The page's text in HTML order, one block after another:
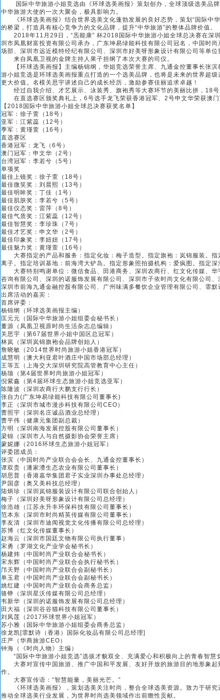
国际中华旅游小姐竞选由《环球选美画报》策划创办，全球顶级选美品牌
中华旅游大使的一次大聚会，极具影响力。
《环球选美画报》结合世界选美文化蓬勃发展的良好态势，策划“国际中
的桥梁，打造具有核心竞争力的文化品牌，提升“中华旅游”的整体品牌价值。
2018年11月29日，“炁能康” 杯2018国际中华旅游小姐全球总决赛在深
圳市凤凰财富投资有限公司承办，广东坤易绿能科技有限公司冠名，中国时
场部、深圳市远近模特经纪有限公司、深圳市好美呀形象设计有限公司等单位
来自凤凰卫视的金牌主持人果子担纲了本次大赛的司仪。
【环球选美画报】主编杨锦纲，华姐竞选荣誉主席、九通金控董事长张滨
游小姐竞选是环球选美画报重点打造的一个选美品牌，也将是未来的世界超
更大价值。名模关思宇讲述自己的成长经历，激励参赛佳丽追求卓越！
经过自我介绍、才艺展示、泳装秀、旗袍秀等大赛环节的美丽比拼，18
在直选赛区颁奖典礼上，6号选手龙飞荣获香港冠军、2号申文华荣获澳门
【2018国际中华旅游小姐全球总决赛获奖名单】
冠军：徐子萱（18号）
亚军：江紫蕊（12号）
季军：黄瑾萱（16号）
直选赛区
香港冠军：龙飞（6号）
澳门冠军：申文华（2号）
台湾冠军：李若兮（5号）
单项奖
最佳上镜奖：徐子萱（18号）
最佳微笑奖：刘晨熙（13号）
最佳明眸奖：丁佳（1号）
最佳肌肤奖：李若兮（5号）
最佳仪态奖：雷萍（8号）
最佳气质奖：江紫蕊（12号）
最佳智慧奖：李珍珠（7号）
最佳才艺奖：申文华（2号）
最佳印象奖：李妞妞（17号）
最佳魅力奖：黄瑾萱（16号）
大赛指定的产品和服务：指定化妆：梅子造型。指定旗袍：岚锦服装。指
离子。指定培训基地：前海湾大铲岛。指定形象照拍摄机构：爱疯图。指定
大赛特别鸣谢单位：微信食品、田港商务、深圳农商行、红文化传媒、华
咨询有限公司、深圳的诺服饰发展有限公司、深圳市子依时尚文化有限公司
深圳市前海九通金融控股有限公司、广州味满多餐饮企业管理有限公司、霏
出席活动的嘉宾：
首席评委：
杨锦纲（环球选美画报主编）
匡元元（国际中华旅游小姐组委会秘书长）
董源（凤凰卫视原时尚生活杂志总编辑）
关思宇（第67届世界小姐中国区总冠军）
林岚（深圳岚锦旗袍会品牌创始人）
詹晓敏（2014世界时尚旅游小姐香港冠军）
成慧明（澳大利亚君叶酒庄中国市场部总经理）
王等五（上海交大深圳研究院高管教育中心主任）
杨颉（第4届世界时尚旅游小姐冠军）
倪紫鑫（第4届环球生态旅游小姐竞选亚军）
陈隆波（深圳农商行大鹏支行行长）
张自力(广东坤易绿能科技有限公司董事长)
李正（深圳市城市漫步科技有限公司CEO）
曹照宇（深圳名庄诚品酒业总经理）
曹平伟（健康元集团副总裁）
方明（深圳南海发展控股有限公司董事长）
梁锦（深圳市人与自然摄影协会荣誉主席）
蒙妮娜（2016环球生态旅游小姐冠军）
评委团成员：
张滨（中国时尚产业联合会会长、九通金控董事长）
谭双贵（潘家漕生态农业有限公司董事长）
胡思普（香港嘉华集团君子实业深圳办事处总经理）
尹国彦（奥又美科技总经理）
陆炳珍（深圳岚锦服装设计有限公司联合创始人）
梅子（深圳好美呀形象设计有限公司总经理）
徐浩雄（江苏永升丰环保科技有限公司董事长）
范本东（深圳市时尚精英传媒有限公司董事长）
李友清（深圳市迪闻视觉文化传播有限公司总经理）
苏博（红文化传媒董事长）
赵海云（深圳市国廷文物有限公司执行董事）
宋勇（罗湖文化产业学会秘书长）
杨建炜（中国时尚产业联合会秘书长）
宋东辉（中国时尚产业联合会执行秘书长）
邝天野（中国时尚产业联合会副秘书长）
单玉君（中国时尚产业联合会副秘书长）
姚红建（中国时尚产业联合会商务总监）
骆铮（深圳星沃传媒有限公司总经理）
韦新华（深圳的诺服饰发展有限公司总经理）
田大福（深圳谷谷猫科技有限公司董事长）
刘凤莲（2017环球世界小姐冠军）
苏小雅（国际中华旅游小姐组委会商务总监）
徐龙凯[霏默诗（香港）国际化妆品有限公司总经理]
庄严（华商旅游CEO）
钟海（《时尚人物》主编）
“国际中华旅游小姐竞选”选拔才貌双全、充满爱心和积极向上的青春智慧
大赛对宣传中国旅游、推广中国和平发展、友好开放的旅游目的地形象起
作。
大赛宣传语：“智慧能量，美丽光芒。”
《环球选美画报》，策划选美关注时尚，整合全球选美资源。致力于研究
推动全球选美行业发展，为世界时尚选美领域作出前瞻性贡献。